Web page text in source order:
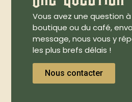
Vous avez une question
boutique ou du café,
message, nous vous y
les plus brefs délais !
Nous contacter